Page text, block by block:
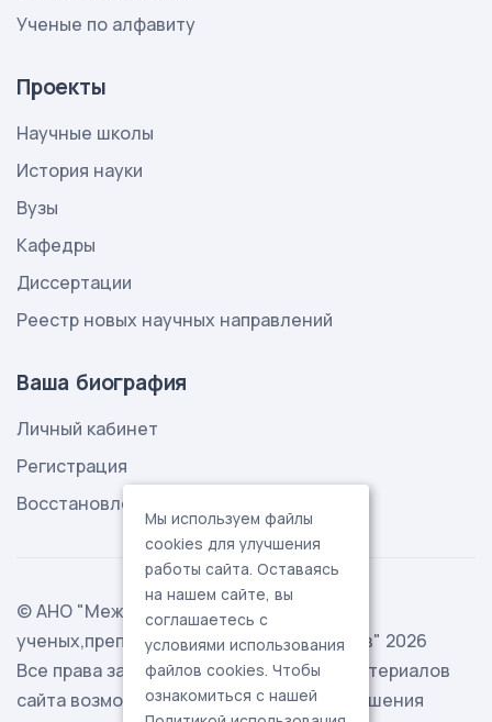
Ученые по алфавиту
Проекты
Научные школы
История науки
Вузы
Кафедры
Диссертации
Реестр новых научных направлений
Ваша биография
Личный кабинет
Регистрация
Восстановление пароля
© АНО "Международная ассоциация
ученых,преподавателей и специалистов" 2026
Все права защищены. Использование материалов
сайта возможно исключительно с разрешения
Мы используем файлы
cookies для улучшения
работы сайта. Оставаясь
на нашем сайте, вы
соглашаетесь с
условиями использования
файлов cookies. Чтобы
ознакомиться с нашей